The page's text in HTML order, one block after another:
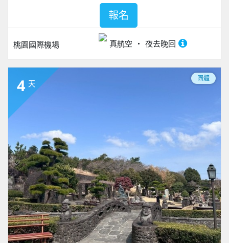
桃園國際機場 真航空 夜去晚回
報名
4 天
團體